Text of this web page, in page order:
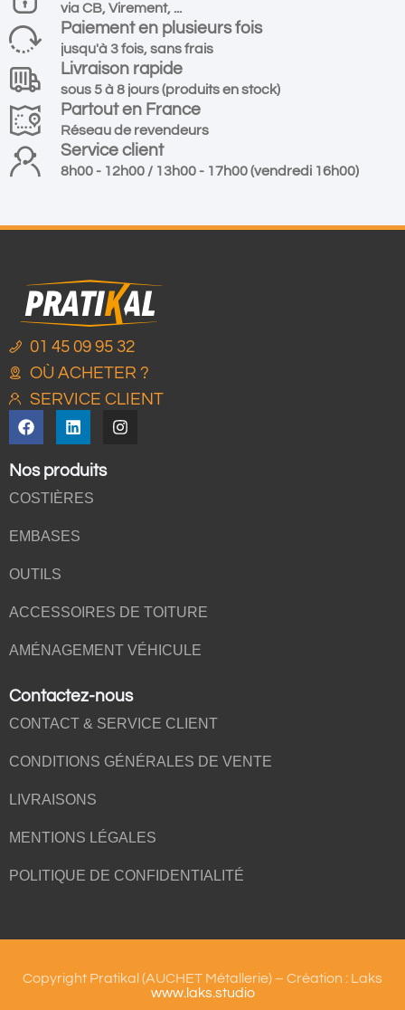
via CB, Virement, ...
Paiement en plusieurs fois
jusqu'à 3 fois, sans frais
Livraison rapide
sous 5 à 8 jours (produits en stock)
Partout en France
Réseau de revendeurs
Service client
8h00 - 12h00 / 13h00 - 17h00 (vendredi 16h00)
01 45 09 95 32
OÙ ACHETER ?
SERVICE CLIENT
Nos produits
COSTIÈRES
EMBASES
OUTILS
ACCESSOIRES DE TOITURE
AMÉNAGEMENT VÉHICULE
Contactez-nous
CONTACT & SERVICE CLIENT
CONDITIONS GÉNÉRALES DE VENTE
LIVRAISONS
MENTIONS LÉGALES
POLITIQUE DE CONFIDENTIALITÉ
Copyright Pratikal (AUCHET Métallerie) – Création : Laks
www.laks.studio